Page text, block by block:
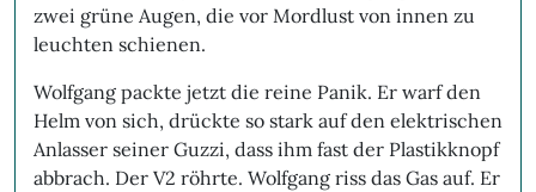
zwei grüne Augen, die vor Mordlust von innen zu
leuchten schienen.
Wolfgang packte jetzt die reine Panik. Er warf den
Helm von sich, drückte so stark auf den elektrischen
Anlasser seiner Guzzi, dass ihm fast der Plastikknopf
abbrach. Der V2 röhrte. Wolfgang riss das Gas auf. Er